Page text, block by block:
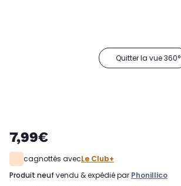
Quitter la vue 360°
7,99€
cagnottés avecLe Club+
produit neuf vendu & expédié par Phonillico